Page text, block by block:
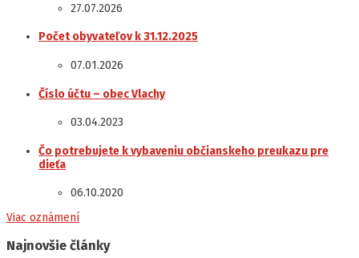
27.07.2026
Počet obyvateľov k 31.12.2025
07.01.2026
Číslo účtu – obec Vlachy
03.04.2023
Čo potrebujete k vybaveniu občianskeho preukazu pre
dieťa
06.10.2020
Viac oznámení
Najnovšie články